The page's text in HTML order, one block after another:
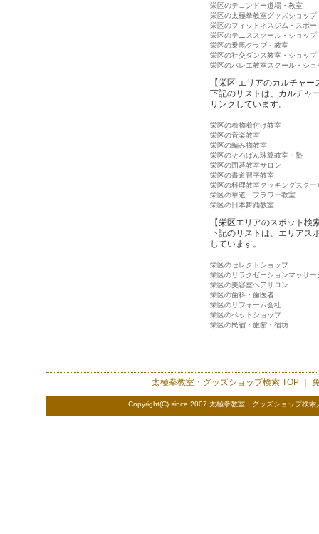
栄区のテコンドー道場・教室
栄区の太極拳教室グッズショップ
栄区のフィットネスジム・スポー
栄区のテニススクール・ショップ
栄区の乗馬クラブ・教室
栄区の社交ダンス教室・ショップ
栄区のバレエ教室スクール・ショ
【栄区 エリアのカルチャ
下記のリストは、カルチャ
リンクしています。
栄区の着物着付け教室
栄区の音楽教室
栄区の編み物教室
栄区のそろばん珠算教室・塾
栄区の囲碁教室サロン
栄区の書道習字教室
栄区の料理教室クッキングスクー
栄区の華道・フラワー教室
栄区の日本舞踊教室
【栄区エリアのスポット検
下記のリストは、エリアス
しています。
栄区のセレクトショップ
栄区のリラクゼーションマッサー
栄区の美容室ヘアサロン
栄区の歯科・歯医者
栄区のリフォーム会社
栄区のペットショップ
栄区の民宿・旅館・宿坊
太極拳教室・グッズショップ検索TOP ｜
Copyright(C) since 2007 太極拳教室・グッズショップ検索